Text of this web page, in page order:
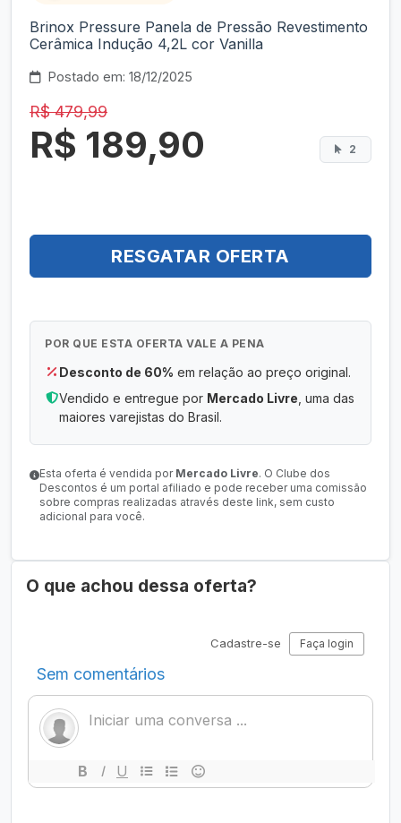
Brinox Pressure Panela de Pressão Revestimento
Cerâmica Indução 4,2L cor Vanilla
Postado em: 18/12/2025
R$ 479,99
R$ 189,90 2
RESGATAR OFERTA
POR QUE ESTA OFERTA VALE A PENA
Desconto de 60% em relação ao preço original.
Vendido e entregue por Mercado Livre , uma das
maiores varejistas do Brasil.
Esta oferta é vendida por Mercado Livre. O Clube dos
Descontos é um portal afiliado e pode receber uma comissão
sobre compras realizadas através deste link, sem custo
adicional para você.
O que achou dessa oferta?